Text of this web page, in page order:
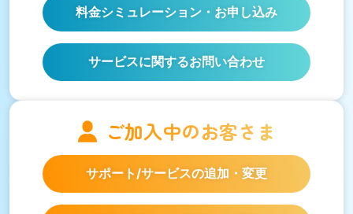
料金シミュレーション ・お申し込み
サービスに関するお問い合わせ
ご加入中のお客さま
サポート/サービスの追加・変更